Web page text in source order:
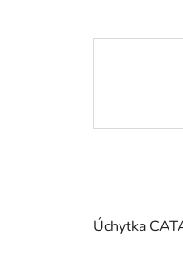
Úchytka